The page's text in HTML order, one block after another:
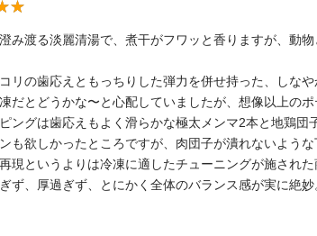
み渡る淡麗清湯で、煮干がフワッと香りますが、動
リの歯応えともっちりした弾力を併せ持った、しな
だとどうかな〜と心配していましたが、想像以上のポ
ングは歯応えもよく滑らかな極太メンマ2本と地鶏
も欲しかったところですが、肉団子が潰れないよう
現というよりは冷凍に適したチューニングが施され
ず、厚過ぎず、とにかく全体のバランス感が実に絶妙